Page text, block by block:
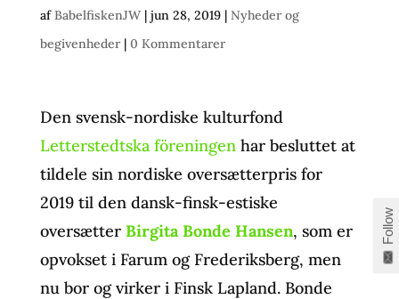
afBabelfiskenJW| jun 28, 2019| Nyheder og
begivenheder| 0 Kommentarer
Den svensk-nordiske kulturfond
Letterstedtska föreningenhar besluttet at
tildele sin nordiske oversætterpris for
2019 til den dansk-finsk-estiske
oversætter Birgita Bonde Hansen, som er
opvokset i Farum og Frederiksberg, men
nu bor og virker i Finsk Lapland. Bonde
Follow